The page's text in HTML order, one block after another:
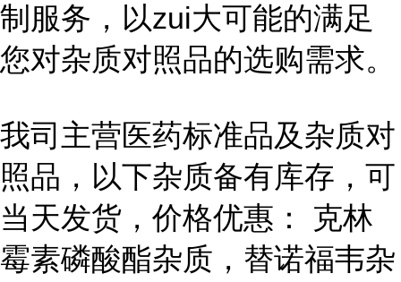
制服务，以zui大可能的满足
您对杂质对照品的选购需求。
我司主营医药标准品及杂质对
照品，以下杂质备有库存，可
当天发货，价格优惠： 克林
霉素磷酸酯杂质，替诺福韦杂